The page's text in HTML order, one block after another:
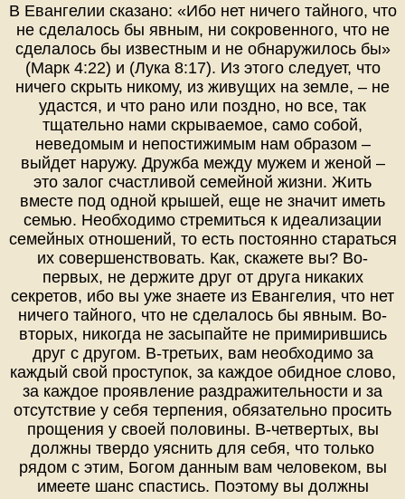
В Евангелии сказано: «Ибо нет ничего тайного, что
не сделалось бы явным, ни сокровенного, что не
сделалось бы известным и не обнаружилось бы»
(Марк 4:22) и (Лука 8:17). Из этого следует, что
ничего скрыть никому, из живущих на земле, – не
удастся, и что рано или поздно, но все, так
тщательно нами скрываемое, само собой,
неведомым и непостижимым нам образом –
выйдет наружу. Дружба между мужем и женой –
это залог счастливой семейной жизни. Жить
вместе под одной крышей, еще не значит иметь
семью. Необходимо стремиться к идеализации
семейных отношений, то есть постоянно стараться
их совершенствовать. Как, скажете вы? Во-
первых, не держите друг от друга никаких
секретов, ибо вы уже знаете из Евангелия, что нет
ничего тайного, что не сделалось бы явным. Во-
вторых, никогда не засыпайте не примирившись
друг с другом. В-третьих, вам необходимо за
каждый свой проступок, за каждое обидное слово,
за каждое проявление раздражительности и за
отсутствие у себя терпения, обязательно просить
прощения у своей половины. В-четвертых, вы
должны твердо уяснить для себя, что только
рядом с этим, Богом данным вам человеком, вы
имеете шанс спастись. Поэтому вы должны